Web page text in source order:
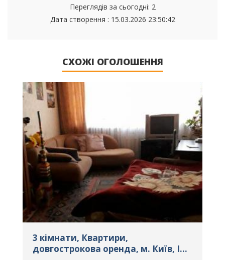
Переглядів за сьогодні: 2
Дата створення : 15.03.2026 23:50:42
СХОЖІ ОГОЛОШЕННЯ
3 кімнати, Квартири,
довгострокова оренда, м. Київ, ID: